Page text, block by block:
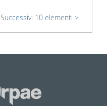
Successivi 10 elementi